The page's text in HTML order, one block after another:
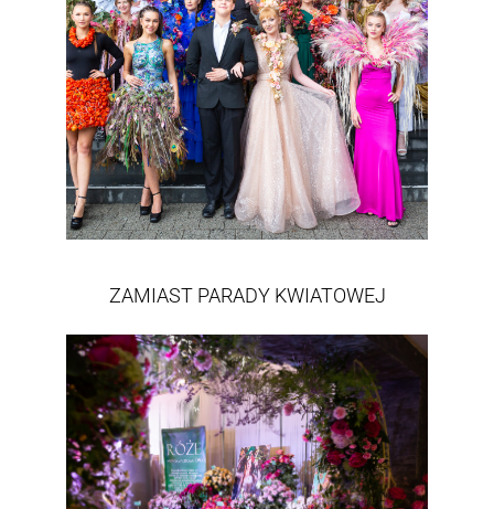
ZAMIAST PARADY KWIATOWEJ